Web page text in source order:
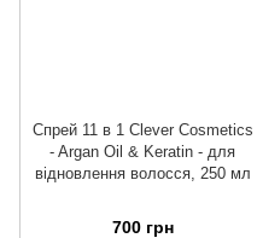
Спрей 11 в 1 Clever Cosmetics
- Argan Oil & Keratin - для
відновлення волосся, 250 мл
700 грн